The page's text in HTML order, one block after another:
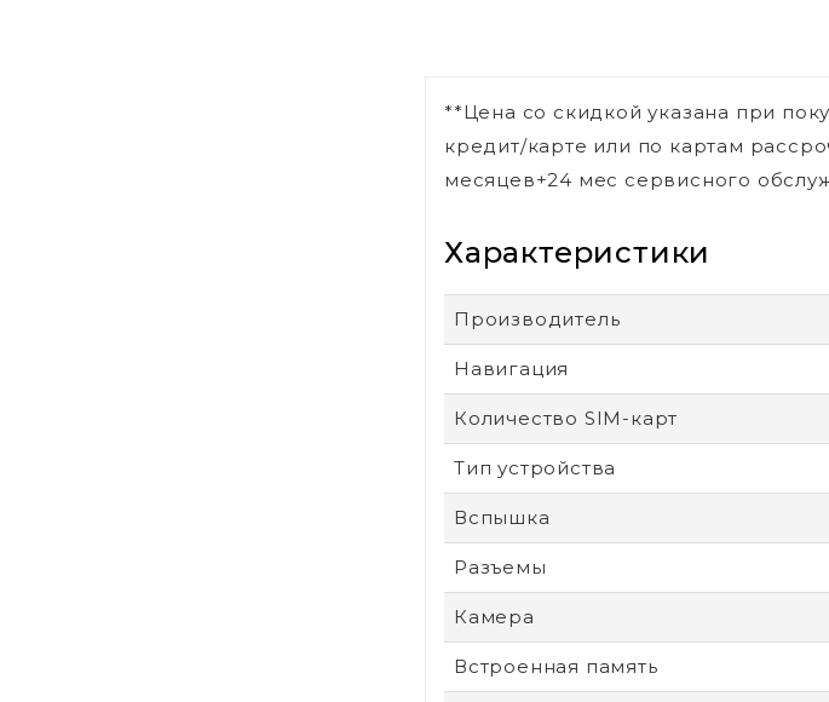
**Цена со скидкой указана при
кредит/карте или по картам
месяцев+24 мес сервисного
Характеристики
Производитель
Навигация
Количество SIM-карт
Тип устройства
Вспышка
Разъемы
Камера
Встроенная память